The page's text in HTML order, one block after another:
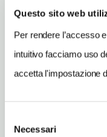
Questo sito web
Per rendere l’accesso
intuitivo facciamo uso
accetta l'impostazione
delNecessari
INDIRIZZO EMAIL
TELEFONO
0941961188
NUMERO COPERTI